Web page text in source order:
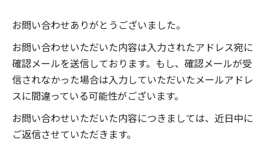
お問い合わせありがとうございました。
お問い合わせいただいた内容は入力されたアドレス宛に
確認メールを送信しております。もし、確認メールが受
信されなかった場合は入力していただいたメールアドレ
スに間違っている可能性がございます。
お問い合わせいただいた内容につきましては、近日中に
ご返信させていただきます。